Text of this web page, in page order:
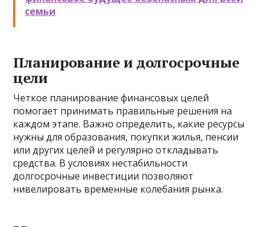
семьи
Планирование и долгосрочные
цели
Четкое планирование финансовых целей
помогает принимать правильные решения на
каждом этапе. Важно определить, какие ресурсы
нужны для образования, покупки жилья, пенсии
или других целей и регулярно откладывать
средства. В условиях нестабильности
долгосрочные инвестиции позволяют
нивелировать временные колебания рынка.